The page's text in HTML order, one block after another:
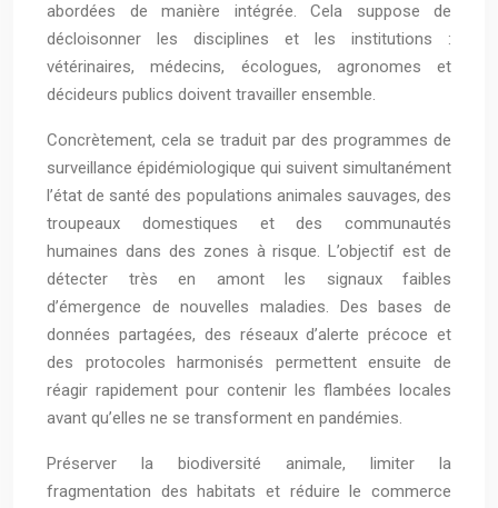
abordées de manière intégrée. Cela suppose de
décloisonner les disciplines et les institutions :
vétérinaires, médecins, écologues, agronomes et
décideurs publics doivent travailler ensemble.
Concrètement, cela se traduit par des programmes de
surveillance épidémiologique qui suivent simultanément
l’état de santé des populations animales sauvages, des
troupeaux domestiques et des communautés
humaines dans des zones à risque. L’objectif est de
détecter très en amont les signaux faibles
d’émergence de nouvelles maladies. Des bases de
données partagées, des réseaux d’alerte précoce et
des protocoles harmonisés permettent ensuite de
réagir rapidement pour contenir les flambées locales
avant qu’elles ne se transforment en pandémies.
Préserver la biodiversité animale, limiter la
fragmentation des habitats et réduire le commerce